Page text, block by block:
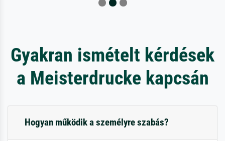
Gyakran ismételt kérdések
a Meisterdrucke kapcsán
Hogyan működik a személyre szabás?